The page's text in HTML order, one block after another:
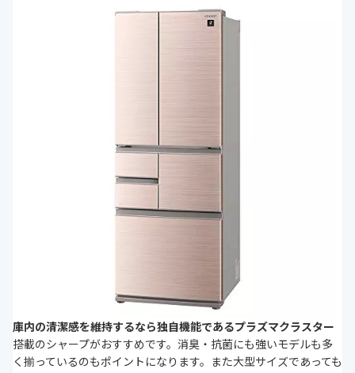
庫内の清潔感を維持するなら独自機能であるプラズマクラスター
搭載のシャープがおすすめです。消臭・抗菌にも強いモデルも多
く揃っているのもポイントになります。また大型サイズであっても